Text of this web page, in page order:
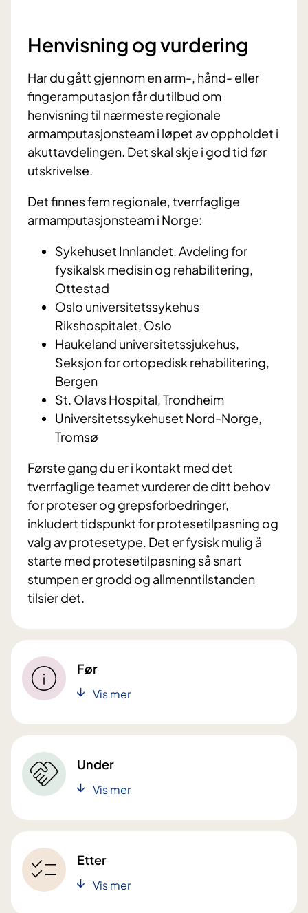
Henvisning og vurdering
Har du gått gjennom en arm-, hånd- eller
fingeramputasjon får du tilbud om
henvisning til nærmeste regionale
armamputasjonsteam i løpet av oppholdet i
akuttavdelingen. Det skal skje i god tid før
utskrivelse.
Det finnes fem regionale, tverrfaglige
armamputasjonsteam i Norge:
Sykehuset Innlandet, Avdeling for
fysikalsk medisin og rehabilitering,
Ottestad
Oslo universitetssykehus
Rikshospitalet, Oslo
Haukeland universitetssjukehus,
Seksjon for ortopedisk rehabilitering,
Bergen
St. Olavs Hospital, Trondheim
Universitetssykehuset Nord-Norge,
Tromsø
Første gang du er i kontakt med det
tverrfaglige teamet vurderer de ditt behov
for proteser og grepsforbedringer,
inkludert tidspunkt for protesetilpasning og
valg av protesetype. Det er fysisk mulig å
starte med protesetilpasning så snart
stumpen er grodd og allmenntilstanden
tilsier det.
Før
Vis mer
Under
Vis mer
Etter
Vis mer